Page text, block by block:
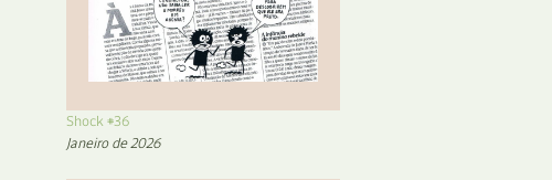
Shock #36
Janeiro de 2026